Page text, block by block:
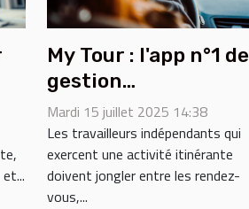
My Tour : l'app n°1 de
gestion
administrative pour
les indépendants en
déplacement !
Mardi 15 juillet 2025 14:38
Les travailleurs indépendants qui
exercent une activité itinérante
doivent jongler entre les rendez-
vous,...